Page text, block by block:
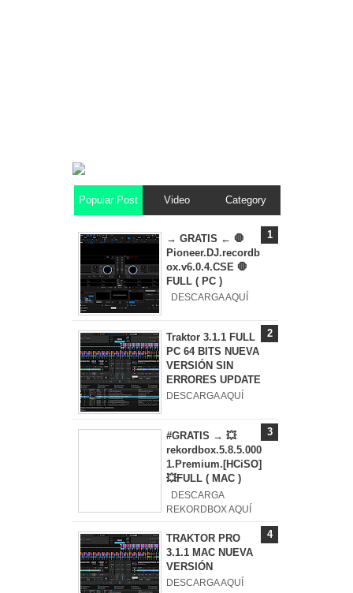
Popular Post Video Category
→ GRATIS ← 🛑
Pioneer.DJ.recordb
ox.v6.0.4.CSE 🛑
FULL ( PC )
DESCARGA AQUÍ
Traktor 3.1.1 FULL
PC 64 BITS NUEVA
VERSIÓN SIN
ERRORES UPDATE
DESCARGA AQUÍ
#GRATIS → 💥
rekordbox.5.8.5.000
1.Premium.[HCiSO]
💥FULL ( MAC )
DESCARGA
REKORDBOX AQUÍ
TRAKTOR PRO
3.1.1 MAC NUEVA
VERSIÓN
DESCARGA AQUÍ